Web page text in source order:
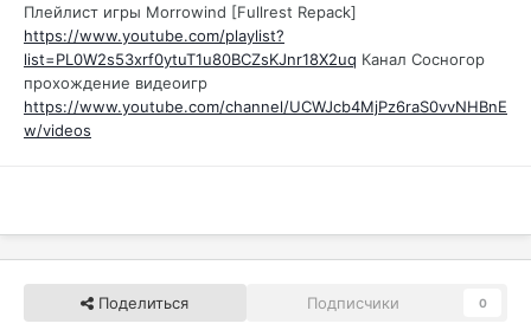
Плейлист игры Morrowind [Fullrest Repack]
https://www.youtube.com/playlist?
list=PL0W2s53xrf0ytuT1u80BCZsKJnr18X2uq Канал Сосногор
прохождение видеоигр
https://www.youtube.com/channel/UCWJcb4MjPz6raS0vvNHBnE
w/videos
Поделиться Подписчики 0